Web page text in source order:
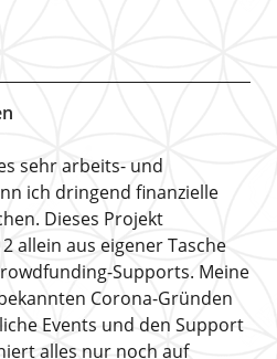
sehr arbeits- und
ich dringend finanzielle
Dieses Projekt
allein aus eigener Tasche
Supports. Meine
Corona-Gründen
Events und den Support
alles nur noch auf